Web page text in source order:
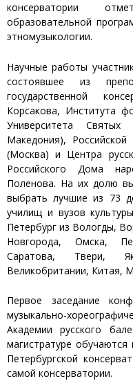
консерватории
образовательной
этномузыкологии.
Научные работы
состоявшее из
государственной
Корсакова, Института
Университета
Македония),
(Москва) и Центра
Российского Дома
Поленова. На их долю
выбрать лучшие из 73
училищ и вузов
Петербург из Вологды,
Новгорода, Омска,
Саратова, Твери,
Великобритании, Китая,
Первое заседание
музыкально-
Академии русского
магистратуре обучаются
Петербургской
самой консерватории.